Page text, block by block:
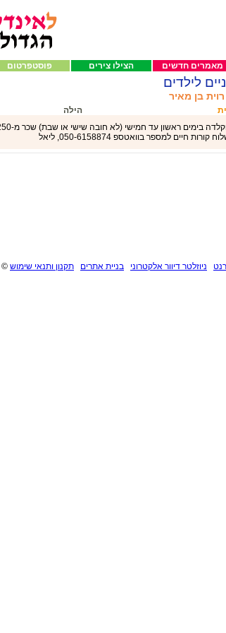
פוסטפרטום הצילו צירים מאמרים חדשים
לילדים
בן מאיר
הילה
חיים למספר בוואטספ 050-6158874, ליאל
ניוזלטר דיוור אלקטרוני בניית אתרים תקנון ותנאי שימוש ©